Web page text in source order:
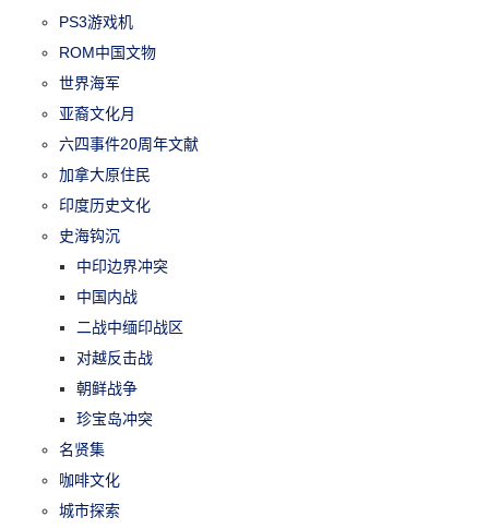
PS3游戏机
ROM中国文物
世界海军
亚裔文化月
六四事件20周年文献
加拿大原住民
印度历史文化
史海钩沉
中印边界冲突
中国内战
二战中缅印战区
对越反击战
朝鲜战争
珍宝岛冲突
名贤集
咖啡文化
城市探索